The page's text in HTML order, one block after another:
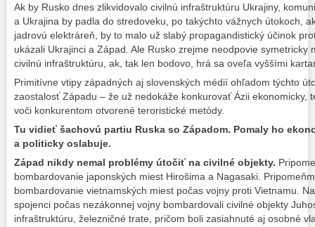
Ak by Rusko dnes zlikvidovalo civilnú infraštruktúru Ukrajiny,
a Ukrajina by padla do stredoveku, po takýchto vážnych útokoch,
jadrovú elektráreň, by to malo už slabý propagandistický účinok
ukázali Ukrajinci a Západ. Ale Rusko zrejme neodpovie symetricky
civilnú infraštruktúru, ak, tak len bodovo, hrá sa oveľa vyššími
Primitívne vtipy západných aj slovenských médií ohľadom týchto
zaostalosť Západu – že už nedokáže konkurovať Ázii ekonomicky,
voči konkurentom otvorené teroristické metódy.
Tu vidieť šachovú partiu Ruska so Západom. Pomaly ho
a politicky oslabuje.
Západ nikdy nemal problémy útočiť na civilné objekty.
bombardovanie japonských miest Hirošima a Nagasaki.
bombardovanie vietnamských miest počas vojny proti Vietnamu.
spojenci počas nezákonnej vojny bombardovali civilné objekty
infraštruktúru, železničné trate, pričom boli zasiahnuté aj osobné